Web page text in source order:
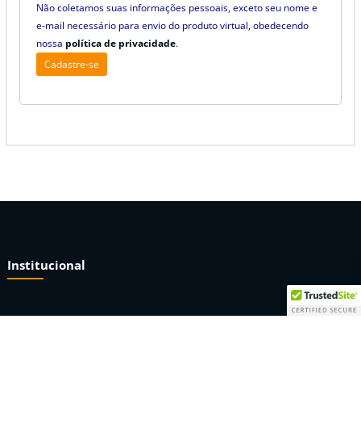
Não coletamos suas informações pessoais, exceto seu nome e
e-mail necessário para envio do produto virtual, obedecendo
nossa política de privacidade.
Cadastre-se
Institucional